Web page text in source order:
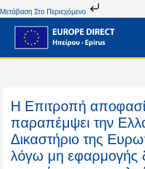
Μετάβαση Στο Περιεχόμενο
Στο
Περιεχόμενο
Η Επιτροπή
παραπέμψει την
Δικαστήριο της
λόγω μη εφαρμογής